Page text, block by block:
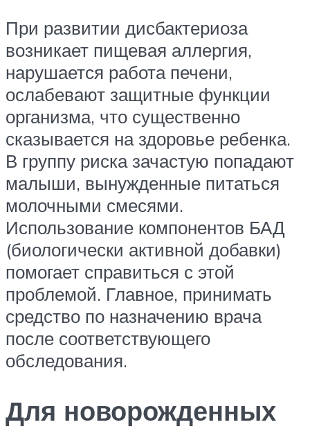
При развитии дисбактериоза
возникает пищевая аллергия,
нарушается работа печени,
ослабевают защитные функции
организма, что существенно
сказывается на здоровье ребенка.
В группу риска зачастую попадают
малыши, вынужденные питаться
молочными смесями.
Использование компонентов БАД
(биологически активной добавки)
помогает справиться с этой
проблемой. Главное, принимать
средство по назначению врача
после соответствующего
обследования.
Для новорожденных